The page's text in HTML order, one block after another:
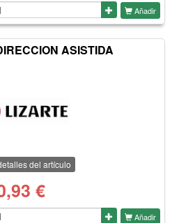
Añadir
ASISTIDA
del artículo
€
Añadir